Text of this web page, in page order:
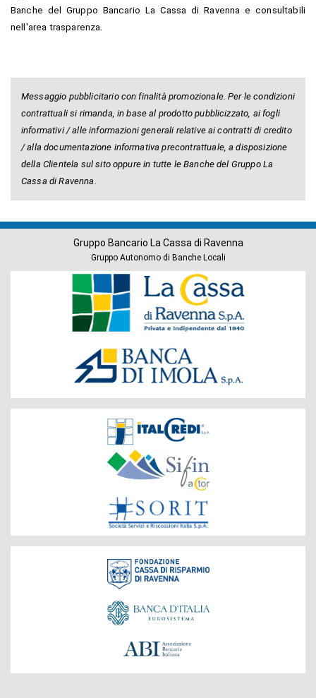
Banche del Gruppo Bancario La Cassa di Ravenna e consultabili
nell'area trasparenza.
Messaggio pubblicitario con finalità promozionale. Per le condizioni
contrattuali si rimanda, in base al prodotto pubblicizzato, ai fogli
informativi / alle informazioni generali relative ai contratti di credito
/ alla documentazione informativa precontrattuale, a disposizione
della Clientela sul sito oppure in tutte le Banche del Gruppo La
Cassa di Ravenna.
Gruppo Bancario La Cassa di Ravenna
Gruppo Autonomo di Banche Locali
Banche
Gruppo
Fondazione